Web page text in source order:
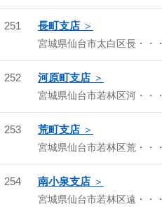
251 長町支店
宮城県仙台市太白区長・・・
252 河原町支店
宮城県仙台市若林区河・・・
253 荒町支店
宮城県仙台市若林区荒・・・
254 南小泉支店
宮城県仙台市若林区遠・・・